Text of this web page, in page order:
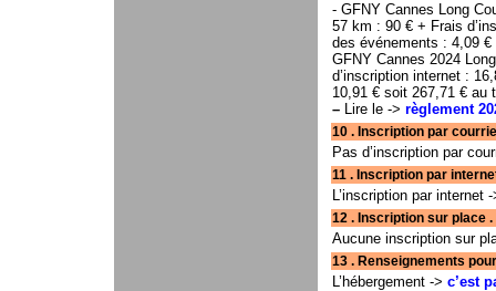
- GFNY Cannes Long
57 km : 90 € + Frais
des événements : 4,09
GFNY Cannes 2024
d’inscription internet :
10,91 € soit 267,71 € au
– Lire le -> règlement
10 . Inscription par courrier
Pas d’inscription par
11 . Inscription par
L’inscription par internet
12 . Inscription sur place . .
Aucune inscription sur
13 . Renseignements pour
L’hébergement -> c’est